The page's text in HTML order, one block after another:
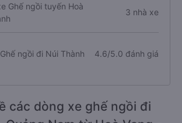
Ghế ngồi tuyến Hoà
3 nhà xe
ngồi đi Núi Thành 4.6/5.0 đánh giá
các dòng xe ghế ngồi đi